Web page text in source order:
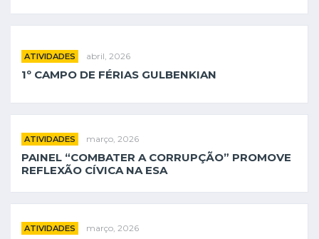
ATIVIDADES abril, 2026
1º CAMPO DE FÉRIAS GULBENKIAN
ATIVIDADES março, 2026
PAINEL “COMBATER A CORRUPÇÃO” PROMOVE
REFLEXÃO CÍVICA NA ESA
ATIVIDADES março, 2026